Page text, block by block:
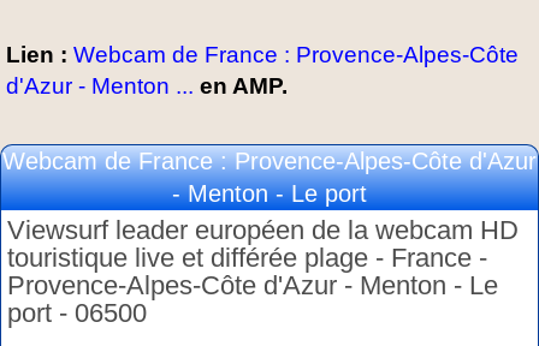
Lien : Webcam de France : Provence-Alpes-Côte
d'Azur - Menton ... en AMP.
Webcam de France : Provence-Alpes-Côte d'Azur
- Menton - Le port
Viewsurf leader européen de la webcam HD
touristique live et différée plage - France -
Provence-Alpes-Côte d'Azur - Menton - Le
port - 06500